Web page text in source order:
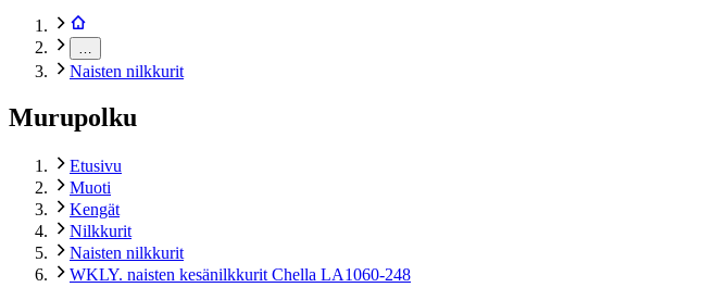
Naisten nilkkurit
Murupolku
Etusivu
Muoti
Kengät
Nilkkurit
Naisten nilkkurit
WKLY. naisten kesänilkkurit Chella LA1060-248